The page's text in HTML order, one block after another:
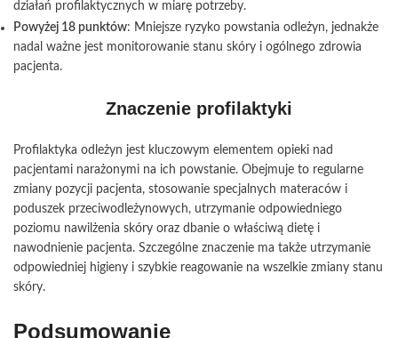
działań profilaktycznych w miarę potrzeby.
Powyżej 18 punktów: Mniejsze ryzyko powstania odleżyn, jednakże
nadal ważne jest monitorowanie stanu skóry i ogólnego zdrowia
pacjenta.
Znaczenie profilaktyki
Profilaktyka odleżyn jest kluczowym elementem opieki nad
pacjentami narażonymi na ich powstanie. Obejmuje to regularne
zmiany pozycji pacjenta, stosowanie specjalnych materaców i
poduszek przeciwodleżynowych, utrzymanie odpowiedniego
poziomu nawilżenia skóry oraz dbanie o właściwą dietę i
nawodnienie pacjenta. Szczególne znaczenie ma także utrzymanie
odpowiedniej higieny i szybkie reagowanie na wszelkie zmiany stanu
skóry.
Podsumowanie